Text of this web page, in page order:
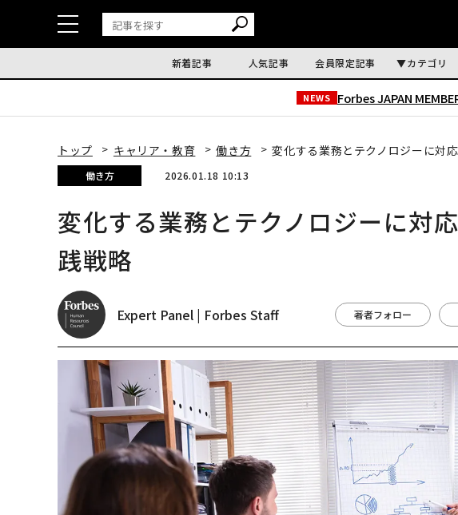
新着記事 人気記事 会員限定記事 カテゴリ
NEWS Forbes JAPAN
トップ キャリア・教育 働き方 変化する業務とテクノロジーに対
働き方 2026.01.18 10:13
変化する業務とテクノロジーに対
践戦略
Expert Panel | Forbes Staff 著者フォロー